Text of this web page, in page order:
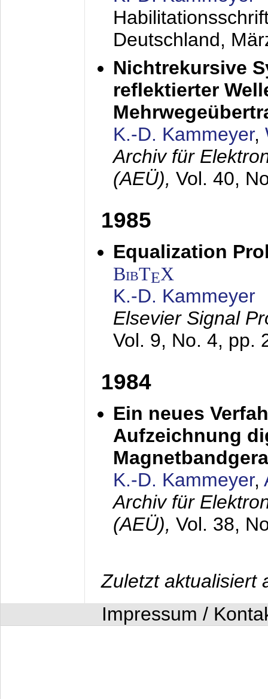
Deutschland,
Nichtrekursive
reflektierter
K.-D. Kammeyer,
Archiv für
(AEÜ), Vol. 40,
1985
Equalization
BibTEX
K.-D. Kammeyer
Elsevier Signal
Vol. 9, No. 4, pp.
1984
Ein neues
Aufzeichnung
K.-D. Kammeyer,
Archiv für
(AEÜ), Vol. 38,
Zuletzt aktualisiert
Impressum /